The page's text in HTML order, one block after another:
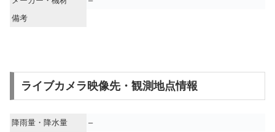
備考
ライブカメラ映像先・観測地点情報
降雨量・降水量
–